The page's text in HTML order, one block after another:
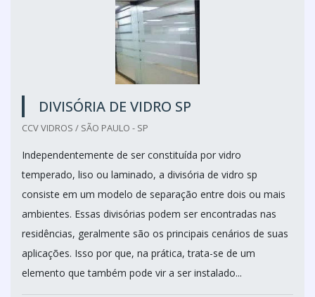
DIVISÓRIA DE VIDRO SP
CCV VIDROS / SÃO PAULO - SP
Independentemente de ser constituída por vidro
temperado, liso ou laminado, a divisória de vidro sp
consiste em um modelo de separação entre dois ou mais
ambientes. Essas divisórias podem ser encontradas nas
residências, geralmente são os principais cenários de suas
aplicações. Isso por que, na prática, trata-se de um
elemento que também pode vir a ser instalado...